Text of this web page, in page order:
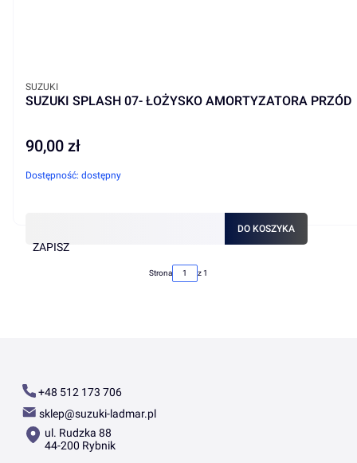
SUZUKI SPLASH 07- ŁOŻYSKO AMORTYZATORA PRZÓD
PRODUCENT
SUZUKI
Cena
90,00 zł
Dostępność: dostępny
ZAPISZ
DO KOSZYKA
Strona z 1
+48 512 173 706
sklep@suzuki-ladmar.pl
ul. Rudzka 88
44-200 Rybnik